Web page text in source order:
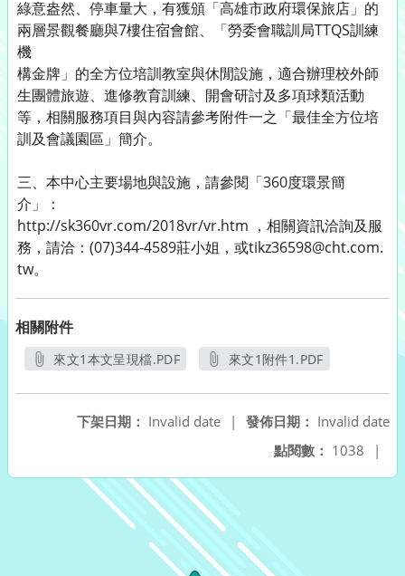
綠意盎然、停車量大，有獲頒「高雄市政府環保旅店」的
兩層景觀餐廳與7樓住宿會館、「勞委會職訓局TTQS訓練
機
構金牌」的全方位培訓教室與休閒設施，適合辦理校外師
生團體旅遊、進修教育訓練、開會研討及多項球類活動
等，相關服務項目與內容請參考附件一之「最佳全方位培
訓及會議園區」簡介。
三、本中心主要場地與設施，請參閱「360度環景簡
介」：
http://sk360vr.com/2018vr/vr.htm ，相關資訊洽詢及服
務，請洽：(07)344-4589莊小姐，或tikz36598@cht.com.
tw。
相關附件
來文1本文呈現檔.PDF
來文1附件1.PDF
發佈日期： Invalid date
下架日期： Invalid date
|
點閱數： 1038 |